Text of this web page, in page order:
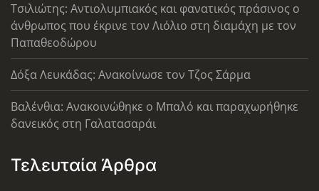
Τσιλιώτης: Αντιολυμπιακός και φανατικός πράσινος ο
άνθρωπος που έκρινε τον Λιόλιο στη διαμάχη με τον
Παπαθεοδώρου
Δόξα Λευκάδας: Ανακοίνωσε τον Τζος Σάρμα
Βαλένθια: Ανακοινώθηκε ο Μπαλό και παραχωρήθηκε
δανεικός στη Γαλατασαράι
Τελευταία Άρθρα